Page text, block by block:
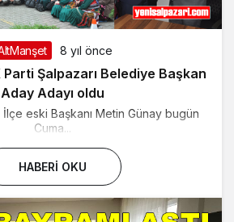
8 yıl önce
Şalpazarı Belediye Başkan
Aday Adayı oldu
İlçe eski Başkanı Metin Günay bugün
Cuma...
HABERI OKU